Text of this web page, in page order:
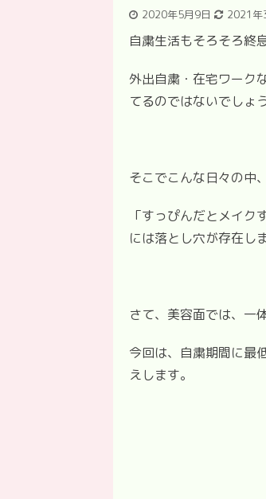
2020年5月9日 2021年
自粛生活もそろそろ終
外出自粛・在宅ワーク
てるのではないでしょう
そこでこんな日々の中
「すっぴんだとメイ
には落とし穴が存在しま
さて、美容面では、一
今回は、自粛期間に最
えします。